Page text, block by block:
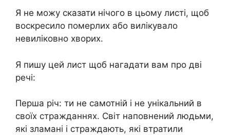
Я не можу сказати нічого в цьому листі, щоб
воскресило померлих або вилікувало
невиліковно хворих.
Я пишу цей лист щоб нагадати вам про дві
речі:
Перша річ: ти не самотній і не унікальний в
своїх стражданнях. Світ наповнений людьми,
які зламані і страждають, які втратили